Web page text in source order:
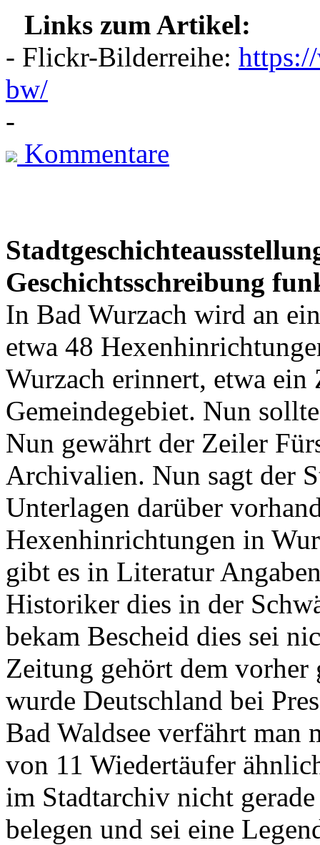
Links zum Artikel:
- Flickr-Bilderreihe:
bw/
-
Kommentare
Geschichtsschreibung
In Bad Wurzach wird an
etwa 48
Wurzach erinnert, etwa ein
Gemeindegebiet. Nun
Nun gewährt der Zeiler
Archivalien. Nun sagt der
Unterlagen darüber
Hexenhinrichtungen in
gibt es in Literatur
Historiker dies in der
bekam Bescheid dies sei
Zeitung gehört dem
wurde Deutschland bei
Bad Waldsee verfährt
von 11 Wiedertäufer
im Stadtarchiv nicht
belegen und sei eine